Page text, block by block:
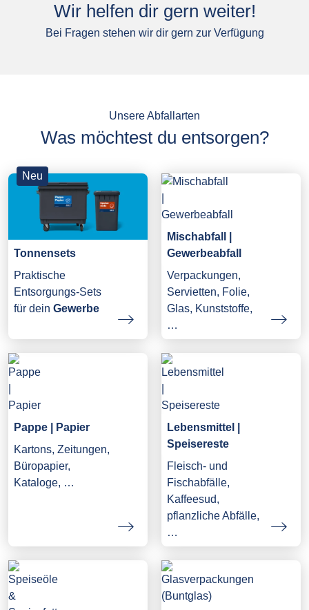
Wir helfen dir gern weiter!
Bei Fragen stehen wir dir gern zur Verfügung
Unsere Abfallarten
Was möchtest du entsorgen?
Neu
Tonnensets
Praktische
Entsorgungs-Sets
für dein Gewerbe
Mischabfall |
Gewerbeabfall
Verpackungen,
Servietten, Folie,
Glas, Kunststoffe,
…
Pappe | Papier
Kartons, Zeitungen,
Büropapier,
Kataloge, …
Lebensmittel |
Speisereste
Fleisch- und
Fischabfälle,
Kaffeesud,
pflanzliche Abfälle,
…